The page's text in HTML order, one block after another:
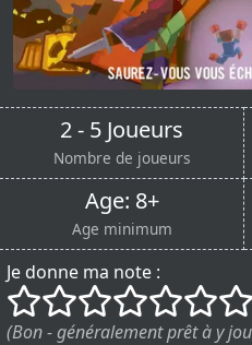
2 - 5 Joueurs
Nombre de joueurs
Age: 8+
Age minimum
Je donne ma note :
()
() () () () ()
(Bon - généralement prêt à y